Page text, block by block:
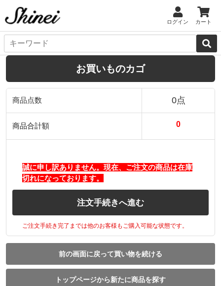
ログイン カート
お買いものカゴ
商品点数 0点
商品合計額 0
誠に申し訳ありません。現在、ご注文の商品は在庫
切れになっております。
注文手続きへ進む
ご注文手続き完了までは他のお客様もご購入可能な状態です。
前の画面に戻って買い物を続ける
トップページから新たに商品を探す